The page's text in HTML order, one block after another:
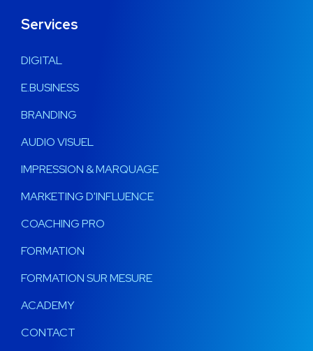
Services
DIGITAL
E.BUSINESS
BRANDING
AUDIO VISUEL
IMPRESSION & MARQUAGE
MARKETING D'INFLUENCE
COACHING PRO
FORMATION
FORMATION SUR MESURE
ACADEMY
CONTACT